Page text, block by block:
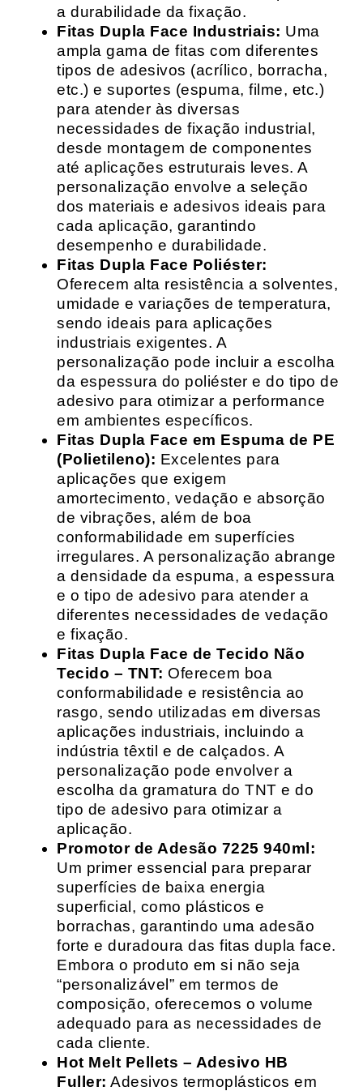
a durabilidade da fixação.
Fitas Dupla Face Industriais: Uma
ampla gama de fitas com diferentes
tipos de adesivos (acrílico, borracha,
etc.) e suportes (espuma, filme, etc.)
para atender às diversas
necessidades de fixação industrial,
desde montagem de componentes
até aplicações estruturais leves. A
personalização envolve a seleção
dos materiais e adesivos ideais para
cada aplicação, garantindo
desempenho e durabilidade.
Fitas Dupla Face Poliéster:
Oferecem alta resistência a solventes,
umidade e variações de temperatura,
sendo ideais para aplicações
industriais exigentes. A
personalização pode incluir a escolha
da espessura do poliéster e do tipo de
adesivo para otimizar a performance
em ambientes específicos.
Fitas Dupla Face em Espuma de PE
(Polietileno): Excelentes para
aplicações que exigem
amortecimento, vedação e absorção
de vibrações, além de boa
conformabilidade em superfícies
irregulares. A personalização abrange
a densidade da espuma, a espessura
e o tipo de adesivo para atender a
diferentes necessidades de vedação
e fixação.
Fitas Dupla Face de Tecido Não
Tecido – TNT: Oferecem boa
conformabilidade e resistência ao
rasgo, sendo utilizadas em diversas
aplicações industriais, incluindo a
indústria têxtil e de calçados. A
personalização pode envolver a
escolha da gramatura do TNT e do
tipo de adesivo para otimizar a
aplicação.
Promotor de Adesão 7225 940ml:
Um primer essencial para preparar
superfícies de baixa energia
superficial, como plásticos e
borrachas, garantindo uma adesão
forte e duradoura das fitas dupla face.
Embora o produto em si não seja
“personalizável” em termos de
composição, oferecemos o volume
adequado para as necessidades de
cada cliente.
Hot Melt Pellets – Adesivo HB
Fuller: Adesivos termoplásticos em